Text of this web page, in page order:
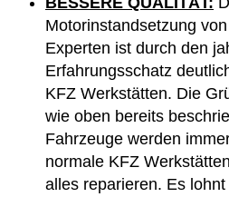
Motorinstandsetzung
Experten ist durch den
Erfahrungsschatz
KFZ Werkstätten. Die
wie oben bereits
Fahrzeuge werden
normale KFZ
alles reparieren. Es